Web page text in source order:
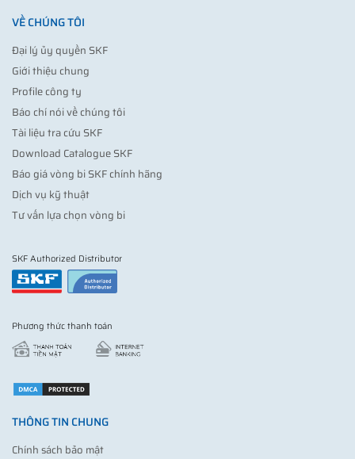
VỀ CHÚNG TÔI
Đại lý ủy quyền SKF
Giới thiệu chung
Profile công ty
Báo chí nói về chúng tôi
Tài liệu tra cứu SKF
Download Catalogue SKF
Báo giá vòng bi SKF chính hãng
Dịch vụ kỹ thuật
Tư vấn lựa chọn vòng bi
SKF Authorized Distributor
Phương thức thanh toán
THÔNG TIN CHUNG
Chính sách bảo mật